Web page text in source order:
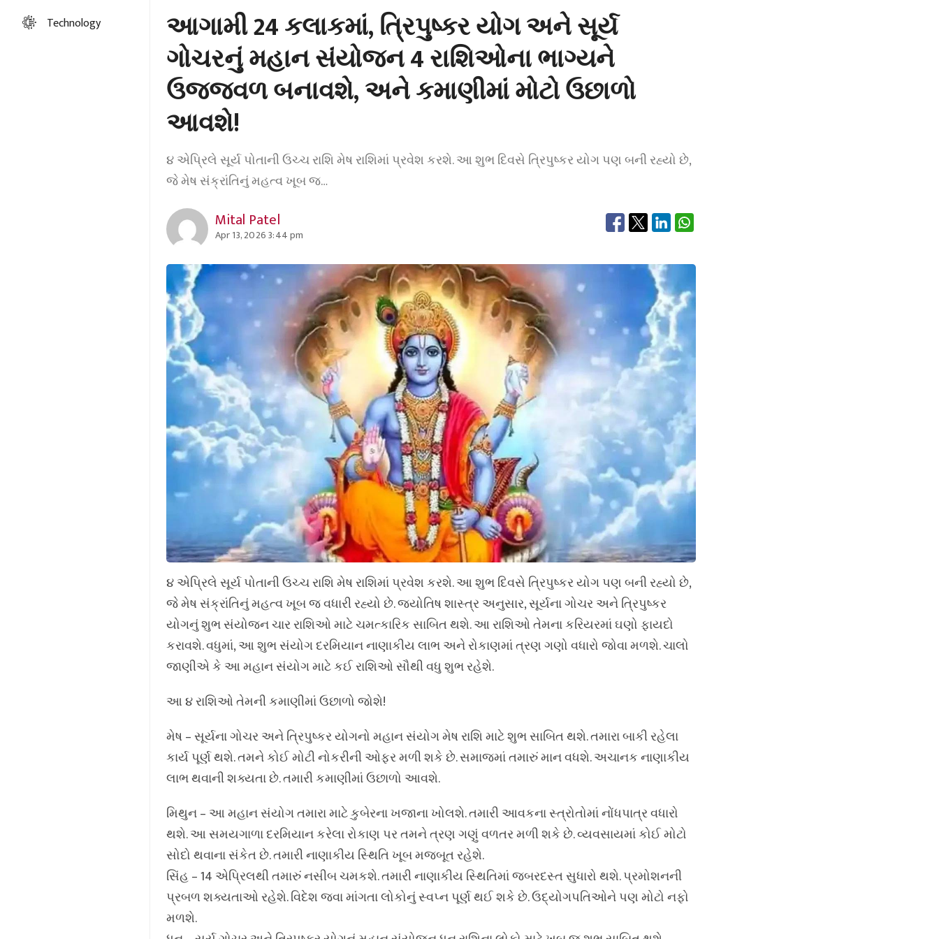
Technology
આગામી 24 કલાકમાં, ત્રિપુષ્કર યોગ અને સૂર્ય
ગોચરનું મહાન સંયોજન 4 રાશિઓના ભાગ્યને
ઉજ્જવળ બનાવશે, અને કમાણીમાં મોટો ઉછાળો
આવશે!
૪ એપ્રિલે સૂર્ય પોતાની ઉચ્ચ રાશિ મેષ રાશિમાં પ્રવેશ કરશે. આ શુભ દિવસે ત્રિપુષ્કર યોગ પણ બની રહ્યો છે,
જે મેષ સંક્રાંતિનું મહત્વ ખૂબ જ…
Mital Patel
Apr 13, 2026 3:44 pm
૪ એપ્રિલે સૂર્ય પોતાની ઉચ્ચ રાશિ મેષ રાશિમાં પ્રવેશ કરશે. આ શુભ દિવસે ત્રિપુષ્કર યોગ પણ બની રહ્યો છે,
જે મેષ સંક્રાંતિનું મહત્વ ખૂબ જ વધારી રહ્યો છે. જ્યોતિષ શાસ્ત્ર અનુસાર, સૂર્યના ગોચર અને ત્રિપુષ્કર
યોગનું શુભ સંયોજન ચાર રાશિઓ માટે ચમત્કારિક સાબિત થશે. આ રાશિઓ તેમના કરિયરમાં ઘણો ફાયદો
કરાવશે. વધુમાં, આ શુભ સંયોગ દરમિયાન નાણાકીય લાભ અને રોકાણમાં ત્રણ ગણો વધારો જોવા મળશે. ચાલો
જાણીએ કે આ મહાન સંયોગ માટે કઈ રાશિઓ સૌથી વધુ શુભ રહેશે.
આ ૪ રાશિઓ તેમની કમાણીમાં ઉછાળો જોશે!
મેષ – સૂર્યના ગોચર અને ત્રિપુષ્કર યોગનો મહાન સંયોગ મેષ રાશિ માટે શુભ સાબિત થશે. તમારા બાકી રહેલા
કાર્ય પૂર્ણ થશે. તમને કોઈ મોટી નોકરીની ઓફર મળી શકે છે. સમાજમાં તમારું માન વધશે. અચાનક નાણાકીય
લાભ થવાની શક્યતા છે. તમારી કમાણીમાં ઉછાળો આવશે.
મિથુન – આ મહાન સંયોગ તમારા માટે કુબેરના ખજાના ખોલશે. તમારી આવકના સ્ત્રોતોમાં નોંધપાત્ર વધારો
થશે. આ સમયગાળા દરમિયાન કરેલા રોકાણ પર તમને ત્રણ ગણું વળતર મળી શકે છે. વ્યવસાયમાં કોઈ મોટો
સોદો થવાના સંકેત છે. તમારી નાણાકીય સ્થિતિ ખૂબ મજબૂત રહેશે.
સિંહ – 14 એપ્રિલથી તમારું નસીબ ચમકશે. તમારી નાણાકીય સ્થિતિમાં જબરદસ્ત સુધારો થશે. પ્રમોશનની
પ્રબળ શક્યતાઓ રહેશે. વિદેશ જવા માંગતા લોકોનું સ્વપ્ન પૂર્ણ થઈ શકે છે. ઉદ્યોગપતિઓને પણ મોટો નફો
મળશે.